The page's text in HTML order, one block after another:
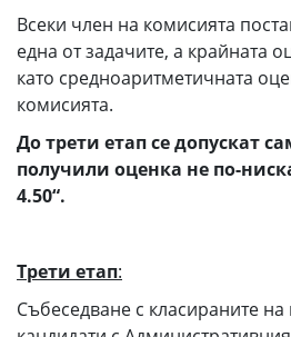
Всеки член на комисията
една от задачите, а крайната
като средноаритметичната
комисията.
До трети етап се допускат
получили оценка не по-
4.50“.
Трети етап:
Събеседване с класираните